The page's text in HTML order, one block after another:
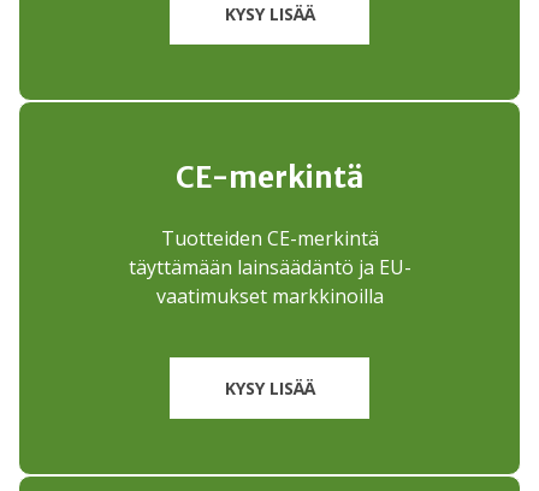
KYSY LISÄÄ
CE-merkintä
Tuotteiden CE-merkintä
täyttämään lainsäädäntö ja EU-
vaatimukset markkinoilla
KYSY LISÄÄ